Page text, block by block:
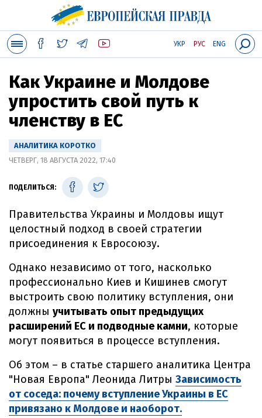
УКР РУС ENG
Как Украине и Молдове
упростить свой путь к
членству в ЕС
АНАЛИТИКА КОРОТКО
ЧЕТВЕРГ, 18 АВГУСТА 2022, 17:40
ПОДЕЛИТЬСЯ:
Правительства Украины и Молдовы ищут
целостный подход в своей стратегии
присоединения к Евросоюзу.
Однако независимо от того, насколько
профессионально Киев и Кишинев смогут
выстроить свою политику вступления, они
должны учитывать опыт предыдущих
расширений ЕС и подводные камни, которые
могут появиться в процессе вступления.
Об этом – в статье старшего аналитика Центра
"Новая Европа" Леонида Литры Зависимость
от соседа: почему вступление Украины в ЕС
привязано к Молдове и наоборот.